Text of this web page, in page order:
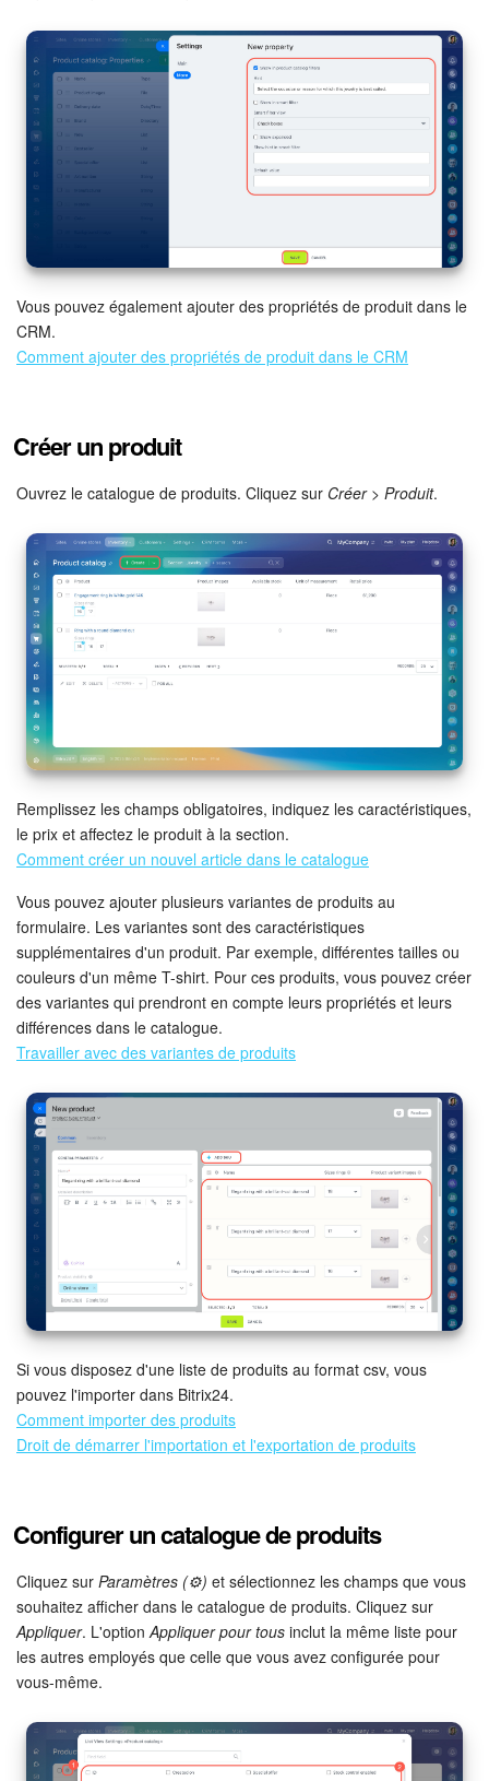
Vous pouvez également ajouter des propriétés de produit dans le
CRM.
Comment ajouter des propriétés de produit dans le CRM
Créer un produit
Ouvrez le catalogue de produits. Cliquez sur Créer > Produit.
Remplissez les champs obligatoires, indiquez les caractéristiques,
le prix et affectez le produit à la section.
Comment créer un nouvel article dans le catalogue
Vous pouvez ajouter plusieurs variantes de produits au
formulaire. Les variantes sont des caractéristiques
supplémentaires d'un produit. Par exemple, différentes tailles ou
couleurs d'un même T-shirt. Pour ces produits, vous pouvez créer
des variantes qui prendront en compte leurs propriétés et leurs
différences dans le catalogue.
Travailler avec des variantes de produits
Si vous disposez d'une liste de produits au format csv, vous
pouvez l'importer dans Bitrix24.
Comment importer des produits
Droit de démarrer l'importation et l'exportation de produits
Configurer un catalogue de produits
Cliquez sur Paramètres (⚙️) et sélectionnez les champs que vous
souhaitez afficher dans le catalogue de produits. Cliquez sur
Appliquer. L'option Appliquer pour tous inclut la même liste pour
les autres employés que celle que vous avez configurée pour
vous-même.